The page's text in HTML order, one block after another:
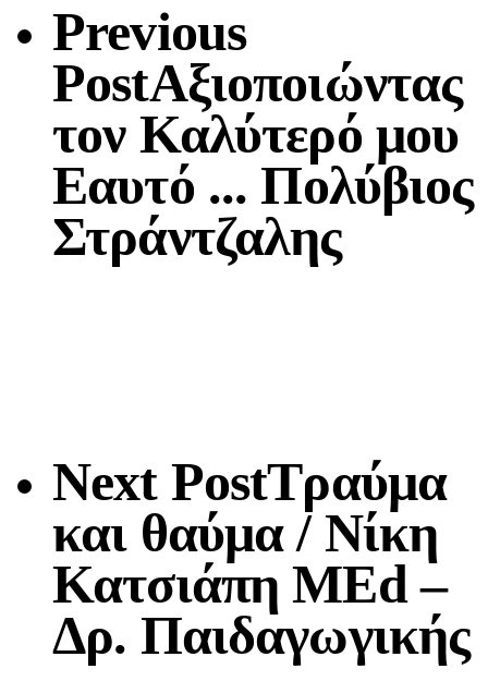
Previous
PostΑξιοποιώντας
τον Καλύτερό μου
Εαυτό ... Πολύβιος
Στράντζαλης
Next PostTραύμα
και θαύμα / Νίκη
Κατσιάπη MEd –
Δρ. Παιδαγωγικής